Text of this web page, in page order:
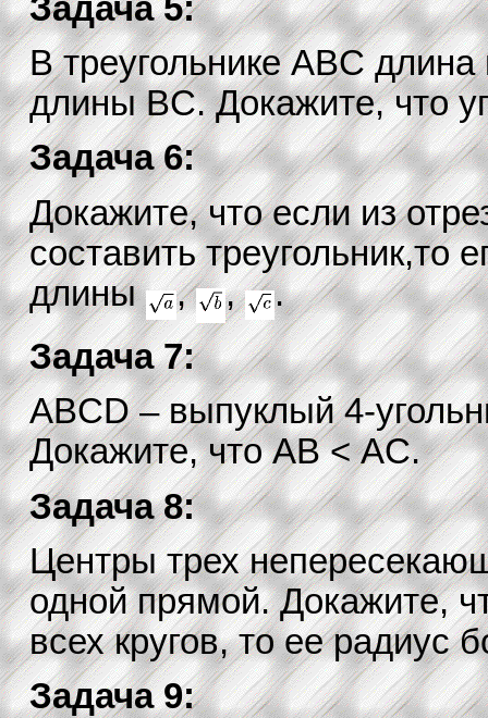
Задача 5:
В треугольнике ABC
длины BC. Докажите, что
Задача 6:
Докажите, что если из
составить треугольник,то
длины
, ,
.
Задача 7:
ABCD – выпуклый 4-
Докажите, что AB < AC.
Задача 8:
Центры трех
одной прямой. Докажите,
всех кругов, то ее радиус
Задача 9: